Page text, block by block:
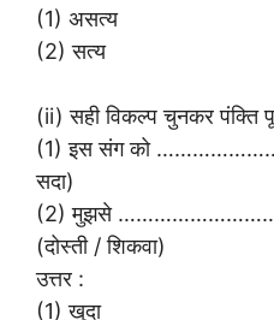
(1) असत्य
(2) सत्य
(ii) सही विकल्प चुनकर पंक्ति
(1) इस संग को
सदा)
(2) मुझसे ………………………….
(दोस्ती / शिकवा)
उत्तर :
(1) खुदा